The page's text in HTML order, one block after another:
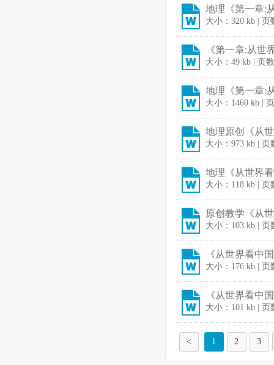
地理《第一章:
大小：320 kb | 页
《第一章:从世
大小：49 kb | 页
地理《第一章:
大小：1460 kb |
地理原创《从
大小：973 kb | 页
地理《从世界
大小：118 kb | 页
原创教学《从
大小：103 kb | 页
《从世界看中
大小：176 kb | 页
《从世界看中
大小：101 kb | 页
< 1 2 3